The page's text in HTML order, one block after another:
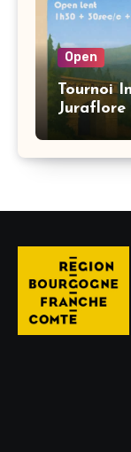
Open
Tournoi
Juraflore